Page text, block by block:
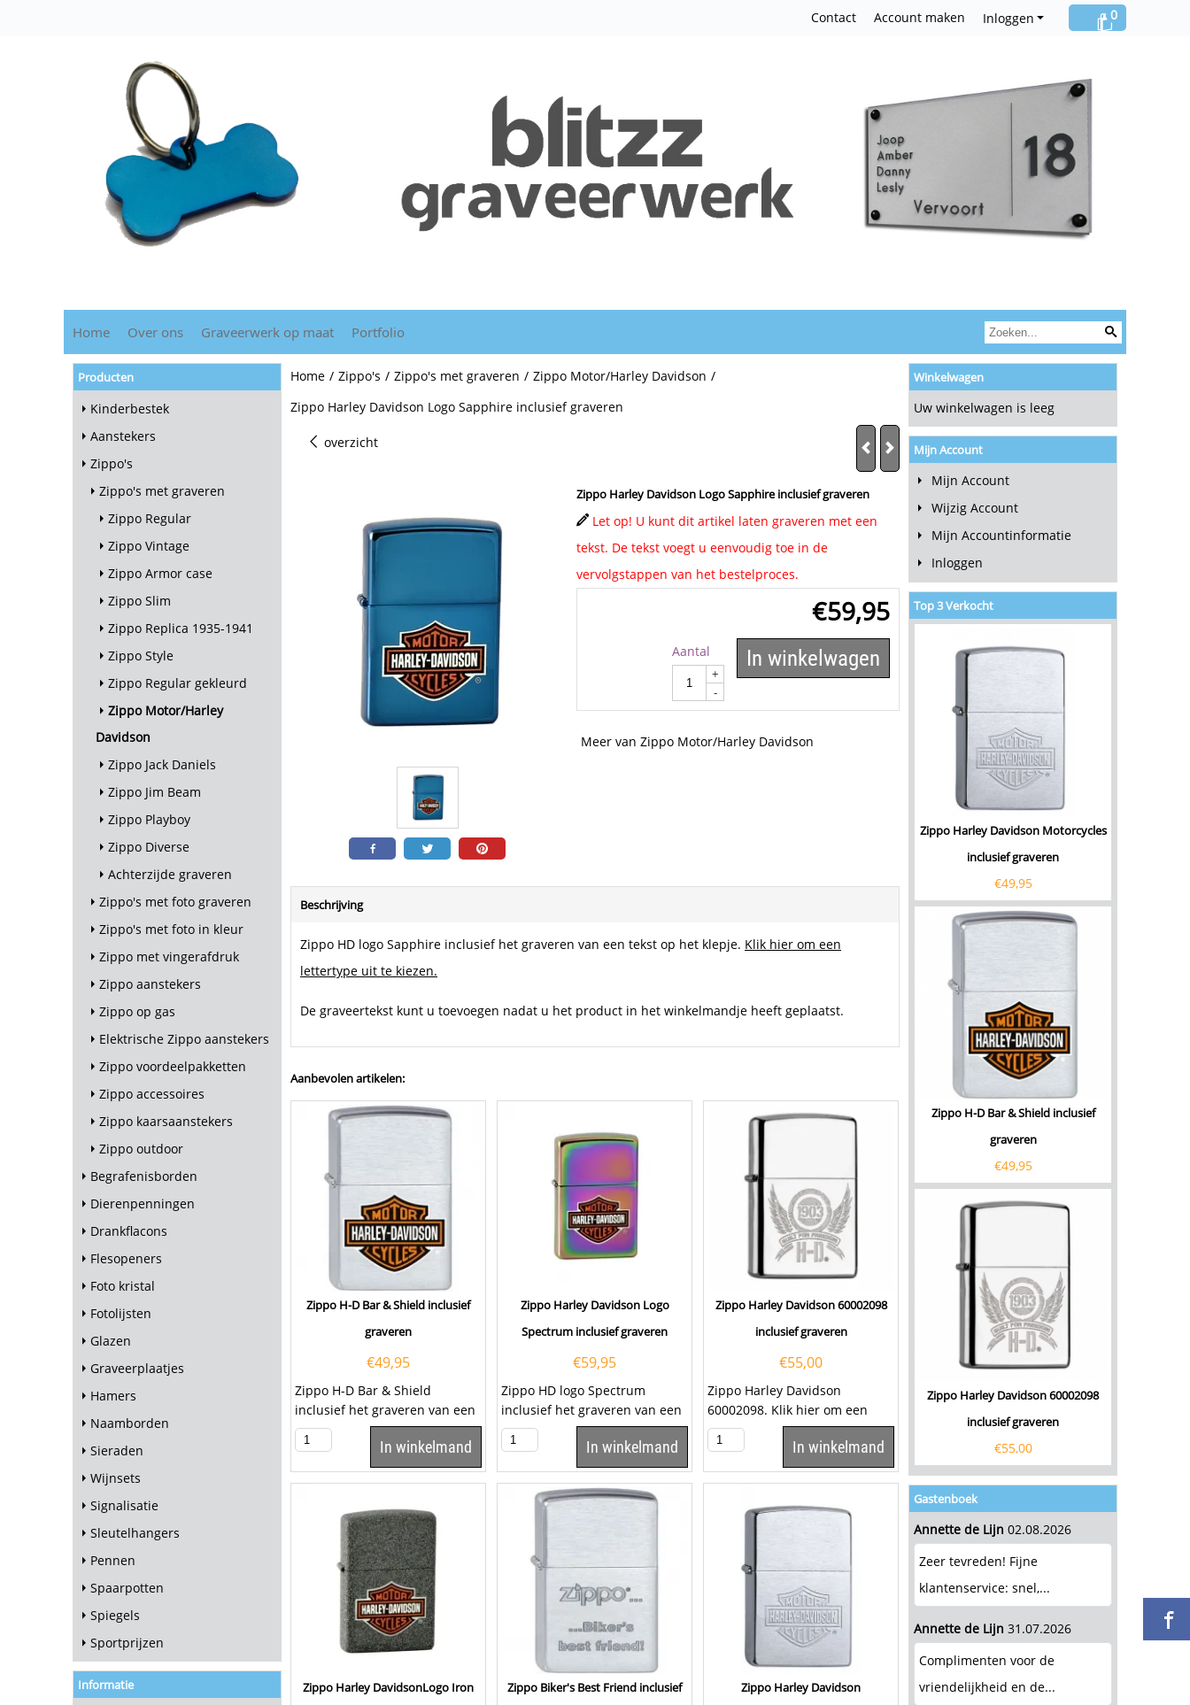
0
Inloggen
Contact Account maken
Home Over ons Graveerwerk op maat Portfolio
Producten
Kinderbestek
Aanstekers
Zippo's
Zippo's met graveren
Zippo Regular
Zippo Vintage
Zippo Armor case
Zippo Slim
Zippo Replica 1935-1941
Zippo Style
Zippo Regular gekleurd
Zippo Motor/Harley
Davidson
Zippo Jack Daniels
Zippo Jim Beam
Zippo Playboy
Zippo Diverse
Achterzijde graveren
Zippo's met foto graveren
Zippo's met foto in kleur
Zippo met vingerafdruk
Zippo aanstekers
Zippo op gas
Elektrische Zippo aanstekers
Zippo voordeelpakketten
Zippo accessoires
Zippo kaarsaanstekers
Zippo outdoor
Begrafenisborden
Dierenpenningen
Drankflacons
Flesopeners
Foto kristal
Fotolijsten
Glazen
Graveerplaatjes
Hamers
Naamborden
Sieraden
Wijnsets
Signalisatie
Sleutelhangers
Pennen
Spaarpotten
Spiegels
Sportprijzen
Informatie
Home / Zippo's / Zippo's met graveren / Zippo Motor/Harley Davidson /
Zippo Harley Davidson Logo Sapphire inclusief graveren
overzicht
Zippo Harley Davidson Logo Sapphire inclusief graveren
Let op! U kunt dit artikel laten graveren met een
tekst. De tekst voegt u eenvoudig toe in de
vervolgstappen van het bestelproces.
€59,95
Aantal
+
-
In winkelwagen
Meer van Zippo Motor/Harley Davidson
Beschrijving
Zippo HD logo Sapphire inclusief het graveren van een tekst op het klepje. Klik hier om een
lettertype uit te kiezen.
De graveertekst kunt u toevoegen nadat u het product in het winkelmandje heeft geplaatst.
Aanbevolen artikelen:
Zippo H-D Bar & Shield inclusief
graveren
€49,95
Zippo H-D Bar & Shield
inclusief het graveren van een
tekst op het klepje. Klik hier om
een...
In winkelmand
Zippo Harley Davidson Logo
Spectrum inclusief graveren
€59,95
Zippo HD logo Spectrum
inclusief het graveren van een
tekst op het klepje. Klik hier om
een...
In winkelmand
Zippo Harley Davidson 60002098
inclusief graveren
€55,00
Zippo Harley Davidson
60002098. Klik hier om een
lettertype uit te kiezen. Zippo...
In winkelmand
Zippo Harley DavidsonLogo Iron
Zippo Biker's Best Friend inclusief
Zippo Harley Davidson
Winkelwagen
Uw winkelwagen is leeg
Mijn Account
Mijn Account
Wijzig Account
Mijn Accountinformatie
Inloggen
Top 3 Verkocht
Zippo Harley Davidson Motorcycles
inclusief graveren
€49,95
Zippo H-D Bar & Shield inclusief
graveren
€49,95
Zippo Harley Davidson 60002098
inclusief graveren
€55,00
Gastenboek
Annette de Lijn 02.08.2026
Zeer tevreden! Fijne
klantenservice: snel,...
Annette de Lijn 31.07.2026
Complimenten voor de
vriendelijkheid en de...